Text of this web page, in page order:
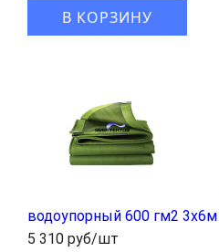
В КОРЗИНУ
водоупорный 600 гм2 3x6м
5 310 руб/шт